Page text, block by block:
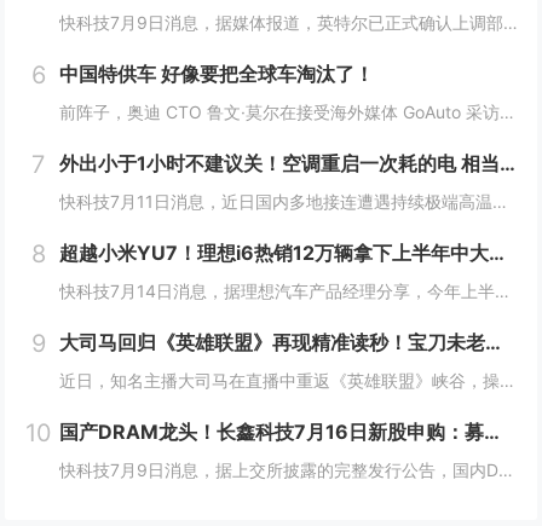
快科技7月9日消息，据媒体报道，英特尔已正式确认上调部分消费级与服务器CPU价格，涨幅因产品线而异。消费级处理器涨价幅度在30至50美元之间，而数据中心级产品则高达数百甚至上千美元。官方解释称，此次调价主要受供应链成本上升及需求持续超过供应...
6 中国特供车 好像要把全球车淘汰了！
前阵子，奥迪 CTO 鲁文·莫尔在接受海外媒体 GoAuto 采访中说了一句： 一款车型就能满足全球需求的时代，已经过去了。中国特供车 好像要把全球车淘汰了！这句话我觉得说的很对，但不知道是他本人还是媒体的转述出了偏差，反正后面听起来就挺...
7 外出小于1小时不建议关！空调重启一次耗的电 相当于连续开30分钟
快科技7月11日消息，近日国内多地接连遭遇持续极端高温，连日炙烤的晴热天气下，空调成了绝大多数家庭消暑纳凉的刚需家电，日常使用时长被拉到全年峰值。针对不少人短时间外出就随手关掉空调的习惯，相关家电领域的专家特意给出了更合理的用能建议，如果外...
8 超越小米YU7！理想i6热销12万辆拿下上半年中大型SUV销冠
快科技7月14日消息，据理想汽车产品经理分享，今年上半年，理想i6销量已突破12万辆，成功超越小米YU7、方程豹钛7拿下中大型SUV榜冠军。作为理想推出的第三款纯电车，i6确实承担着重担，同时也不负使命，连续3个月月销破2万台，是20万几仅...
9 大司马回归《英雄联盟》再现精准读秒！宝刀未老惊到小司马
近日，知名主播大司马在直播中重返《英雄联盟》峡谷，操刀皇子进行排位对局。在比赛过程中，他再次展现了曾经让玩家津津乐道的招牌技巧——“精准读秒”，凭借经验判断在没有任何视野信息的情况下，准确预判敌方打野剑圣的位置，引发直播间热议。大司马回归《...
10 国产DRAM龙头！长鑫科技7月16日新股申购：募资295亿扩产晶圆
快科技7月9日消息，据上交所披露的完整发行公告，国内DRAM存储龙头长鑫科技正式敲定申购时间，网上、网下申购统一安排在7月16日，将登陆科创板。公司证券代码688825，普通投资者网上申购代码为787825，本次发行总量66.88亿股，占发...